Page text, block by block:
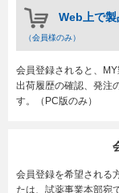
Web上で
（会員様のみ）
会員登録されると、
出荷履歴の確認、発注
す。（PC版のみ）
会員登録を希望される
たは、試薬事業本部宛